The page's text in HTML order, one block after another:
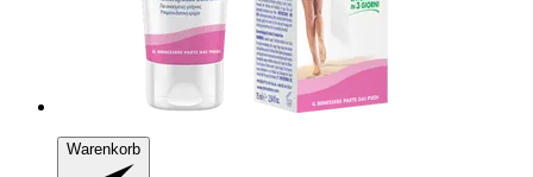
Warenkorb